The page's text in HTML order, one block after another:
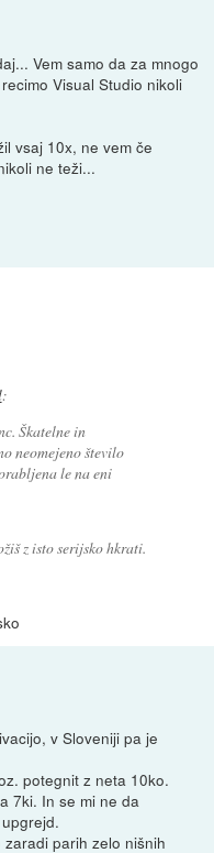
Vem samo da za mnogo
Visual Studio nikoli
vsaj 10x, ne vem če
ne teži...
:
Škatelne in
neomejeno število
le na eni
z isto serijsko hkrati.
v Sloveniji pa je
potegnit z neta 10ko.
7ki. In se mi ne da
parih zelo nišnih